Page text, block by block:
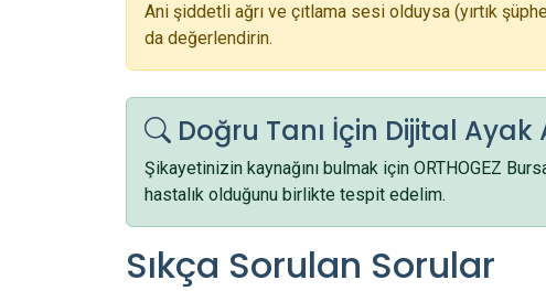
Ani şiddetli ağrı ve çıtlama sesi olduysa (yırtık
da değerlendirin.
Doğru Tanı İçin Dijital Ayak
Şikayetinizin kaynağını bulmak için ORTHOGEZ
hastalık olduğunu birlikte tespit edelim.
Sıkça Sorulan Sorular